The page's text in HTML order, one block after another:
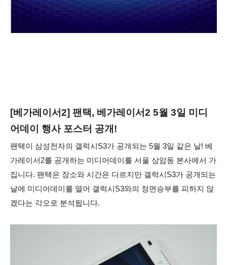
[베가레이서2] 팬택, 베가레이서2 5월 3일 미디
어데이 행사 포스터 공개!
팬택이 삼성전자의 갤럭시S3가 공개되는 5월 3일 같은 날! 베
가레이서2를 공개하는 미디어데이를 서울 상암동 본사에서 가
집니다. 팬택은 장소와 시간은 다르지만 갤럭시S3가 공개되는
날에 미디어데이를 열어 갤럭시S3와의 정면승부를 피하지 않
겠다는 각오로 분석됩니다.